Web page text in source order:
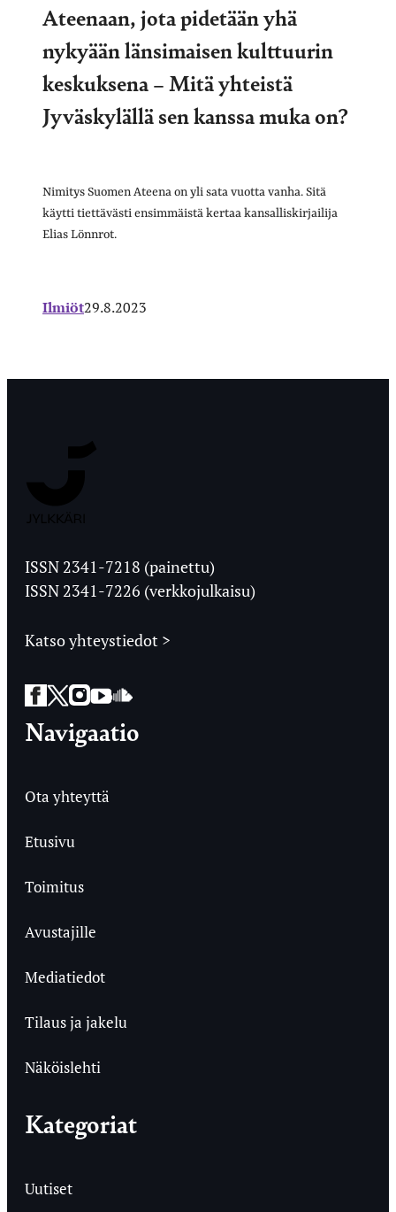
Ateenaan, jota pidetään yhä
nykyään länsimaisen kulttuurin
keskuksena – Mitä yhteistä
Jyväskylällä sen kanssa muka on?
Nimitys Suomen Ateena on yli sata vuotta vanha. Sitä
käytti tiettävästi ensimmäistä kertaa kansalliskirjailija
Elias Lönnrot.
Ilmiöt29.8.2023
Ylioppilaslehti
ISSN 2341-7218 (painettu)
ISSN 2341-7226 (verkkojulkaisu)
Katso yhteystiedot >
Facebook
Twitter
Instagram
YouTube
SoundCloud
Navigaatio
Ota yhteyttä
Etusivu
Toimitus
Avustajille
Mediatiedot
Tilaus ja jakelu
Näköislehti
Kategoriat
Uutiset